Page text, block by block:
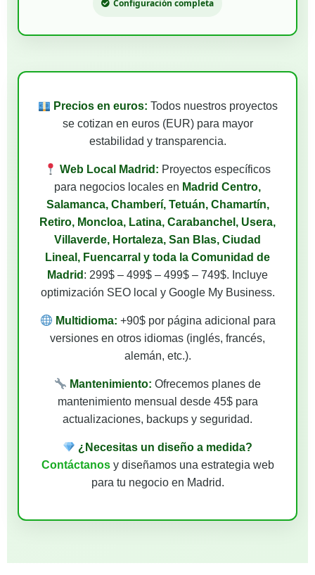
Configuración completa
Precios en euros: Todos nuestros proyectos
se cotizan en euros (EUR) para mayor
estabilidad y transparencia.
Web Local Madrid: Proyectos específicos
para negocios locales en Madrid Centro,
Salamanca, Chamberí, Tetuán, Chamartín,
Retiro, Moncloa, Latina, Carabanchel, Usera,
Villaverde, Hortaleza, San Blas, Ciudad
Lineal, Fuencarral y toda la Comunidad de
Madrid : 299$ – 499$ – 499$ – 749$. Incluye
optimización SEO local y Google My Business.
Multidioma: +90$ por página adicional para
versiones en otros idiomas (inglés, francés,
alemán, etc.).
Mantenimiento: Ofrecemos planes de
mantenimiento mensual desde 45$ para
actualizaciones, backups y seguridad.
¿Necesitas un diseño a medida?
Contáctanosy diseñamos una estrategia web
para tu negocio en Madrid.